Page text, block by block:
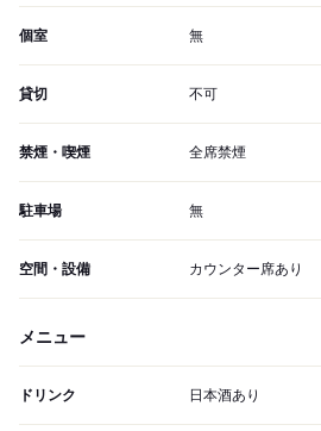
個室 無
貸切 不可
禁煙・喫煙 全席禁煙
駐車場 無
空間・設備 カウンター席あり
メニュー
ドリンク 日本酒あり